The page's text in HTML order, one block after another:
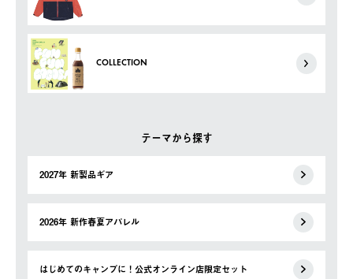
COLLECTION
テーマから探す
2027年 新製品ギア
2026年 新作春夏アパレル
はじめてのキャンプに！公式オンライン店限定セット